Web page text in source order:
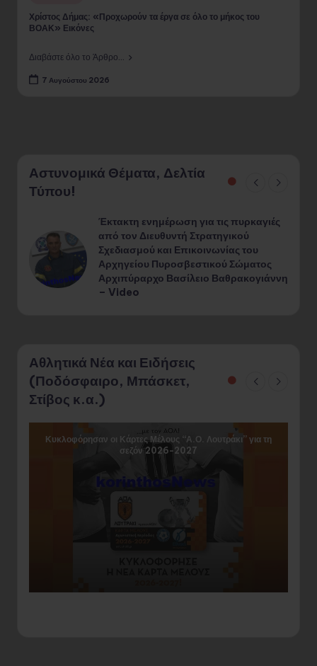
Χρίστος Δήμας: «Προχωρούν τα έργα σε όλο το μήκος του
ΒΟΑΚ» Εικόνες
Διαβάστε όλο το Άρθρο...
7 Αυγούστου 2026
Αστυνομικά Θέματα, Δελτία
Τύπου!
Έκτακτη ενημέρωση για τις πυρκαγιές
από τον Διευθυντή Στρατηγικού
Σχεδιασμού και Επικοινωνίας του
Αρχηγείου Πυροσβεστικού Σώματος
Αρχιπύραρχο Βασίλειο Βαθρακογιάννη
– Video
Αθλητικά Νέα και Ειδήσεις
(Ποδόσφαιρο, Μπάσκετ,
Στίβος κ.α.)
Κυκλοφόρησαν οι Κάρτες Μέλους “Α.Ο. Λουτράκι” για τη
σεζόν 2026-2027